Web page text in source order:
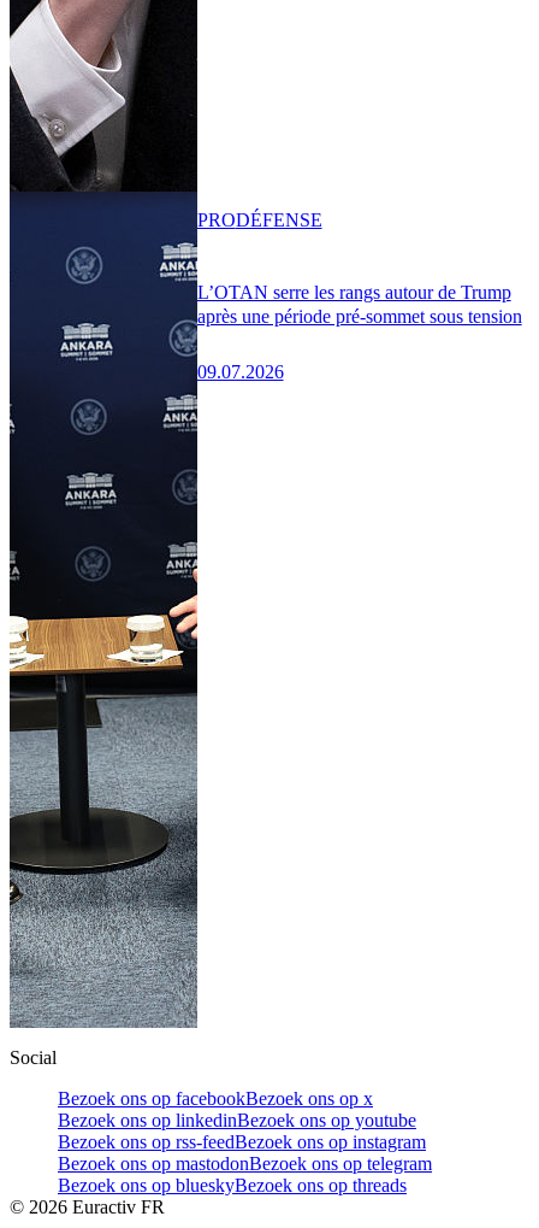
L’OTAN serre les rangs autour de Trump
après une période pré-sommet sous tension
09.07.2026
PRODÉFENSE
Social
Bezoek ons op facebookBezoek ons op x
Bezoek ons op linkedinBezoek ons op youtube
Bezoek ons op rss-feedBezoek ons op instagram
Bezoek ons op mastodonBezoek ons op telegram
Bezoek ons op blueskyBezoek ons op threads
© 2026 Euractiv FR